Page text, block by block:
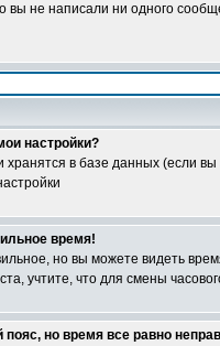
вы не написали ни одного
настройки?
хранятся в базе данных (если
время!
но вы можете видеть
учтите, что для смены
но время все равно